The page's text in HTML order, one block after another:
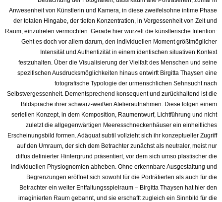
Anwesenheit von Künstlerin und Kamera, in diese zweifelsohne intime Phase
der totalen Hingabe, der tiefen Konzentration, in Vergessenheit von Zeit und
Raum, einzutreten vermochten. Gerade hier wurzelt die künstlerische Intention:
Geht es doch vor allem darum, den individuellen Moment größtmöglicher
Intensität und Authentizität in einem identischen situativen Kontext
festzuhalten. Über die Visualisierung der Vielfalt des Menschen und seine
spezifischen Ausdrucksmöglichkeiten hinaus entwirft Birgitta Thaysen eine
fotografische Typologie der urmenschlichen Sehnsucht nach
Selbstvergessenheit. Dementsprechend konsequent und zurückhaltend ist die
Bildsprache ihrer schwarz-weißen Atelieraufnahmen: Diese folgen einem
seriellen Konzept, in dem Komposition, Raumentwurf, Lichtführung und nicht
zuletzt die allgegenwärtigen Meeresschneckenhäuser ein einheitliches
Erscheinungsbild formen. Adäquat subtil vollzieht sich ihr konzeptueller Zugriff
auf den Umraum, der sich dem Betrachter zunächst als neutraler, meist nur
diffus definierter Hintergrund präsentiert, vor dem sich umso plastischer die
individuellen Physiognomien abheben. Ohne erkennbare Ausgestaltung und
Begrenzungen eröffnet sich sowohl für die Porträtierten als auch für die
Betrachter ein weiter Entfaltungsspielraum – Birgitta Thaysen hat hier den
imaginierten Raum gebannt, und sie erschafft zugleich ein Sinnbild für die